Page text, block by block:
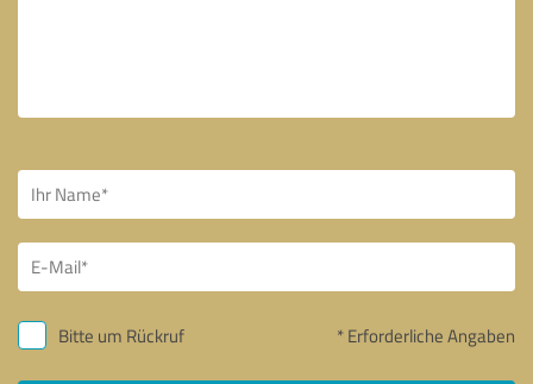
Bitte um Rückruf * Erforderliche Angaben